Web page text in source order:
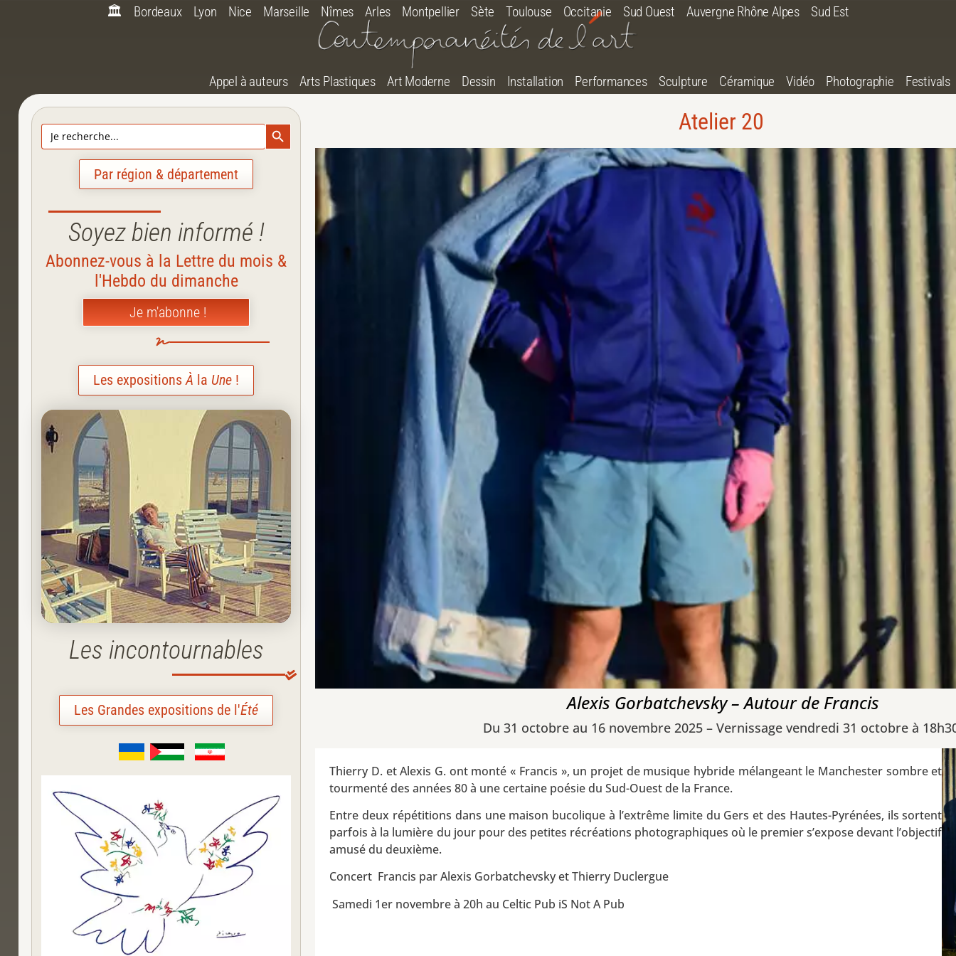
🏛️ Bordeaux Lyon Nice Marseille Nîmes Arles Montpellier Sète Toulouse Occitanie Sud Ouest Auvergne Rhône Alpes Sud Est
Appel à auteurs Arts Plastiques Art Moderne Dessin Installation Performances Sculpture Céramique Vidéo Photographie Festivals
Search
for:
Search Button
Par région & département
Soyez bien informé !
Abonnez-vous à la Lettre du mois &
l'Hebdo du dimanche
Je m'abonne !
Les expositionsÀ la Une !
Les incontournables
Les Grandes expositions de l'Été
Atelier 20
Alexis Gorbatchevsky – Autour de Francis
Du 31 octobre au 16 novembre 2025 – Vernissage vendredi 31 octobre à
Thierry D. et Alexis G. ont monté « Francis », un projet de musique hybride mélangeant le Manchester sombre et
tourmenté des années 80 à une certaine poésie du Sud-Ouest de la France.
Entre deux répétitions dans une maison bucolique à l’extrême limite du Gers et des Hautes-Pyrénées, ils sortent
parfois à la lumière du jour pour des petites récréations photographiques où le premier s’expose devant l’objectif
amusé du deuxième.
Concert Francis par Alexis Gorbatchevsky et Thierry Duclergue
Samedi 1er novembre à 20h au Celtic Pub iS Not A Pub